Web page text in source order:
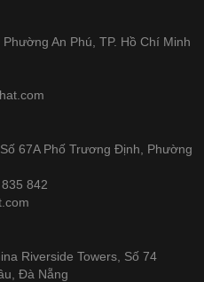
An Phú, TP. Hồ Chí Minh
67A Phố Trương Định, Phường
842
Riverside Towers, Số 74
Đà Nẵng